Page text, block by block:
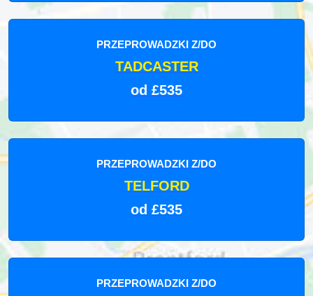
PRZEPROWADZKI Z/DO
TADCASTER
od £535
PRZEPROWADZKI Z/DO
TELFORD
od £535
PRZEPROWADZKI Z/DO